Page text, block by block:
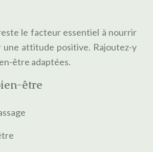
le facteur essentiel à nourrir
attitude positive. Rajoutez-y
être adaptées.
être